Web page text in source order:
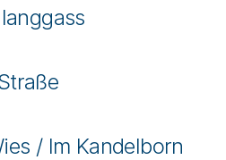
/ Im Kandelborn